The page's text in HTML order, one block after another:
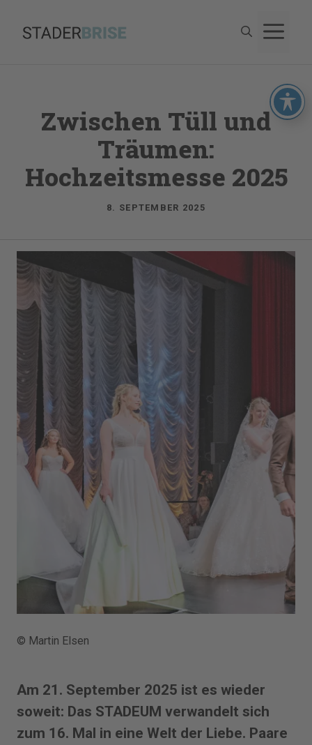
Inhalt
Zwischen Tüll und
Träumen:
Hochzeitsmesse 2025
8. SEPTEMBER 2025
© Martin Elsen
Am 21. September 2025 ist es wieder
soweit: Das ­STADEUM verwandelt sich
zum 16. Mal in eine Welt der Liebe. Paare